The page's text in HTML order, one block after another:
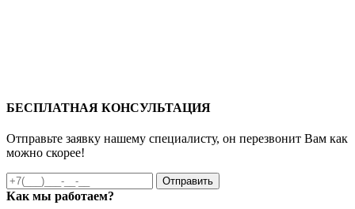
БЕСПЛАТНАЯ КОНСУЛЬТАЦИЯ
Отправьте заявку нашему специалисту, он перезвонит Вам как
можно скорее!
Отправить
Как мы работаем?